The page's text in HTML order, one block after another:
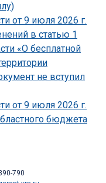
от 9 июля 2026 г.
в статью 1
«О бесплатной
не вступил
от 9 июля 2026 г.
бюджета
790